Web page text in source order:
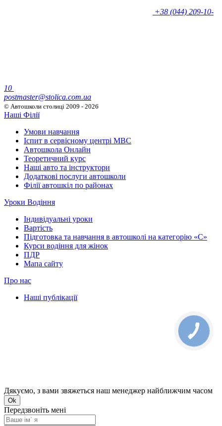
+38 (044) 209-10-
10
postmaster@stolica.com.ua
© Автошколи столиці 2009 - 2026
Наші Філії
Умови навчання
Іспит в сервісному центрі МВС
Автошкола Онлайн
Теоретичний курс
Наші авто та інструктори
Додаткові послуги автошколи
Філії автошкіл по районах
Уроки Водіння
Індивідуальні уроки
Вартість
Підготовка та навчання в автошколі на категорію «C»
Курси водіння для жінок
ПДР
Мапа сайту
Про нас
Наші публікації
Дякуємо, з вами звяжеться наш менеджер найближчим часом
Ok
Передзвоніть мені
КНОПКА
ЗВ'ЯЗКУ